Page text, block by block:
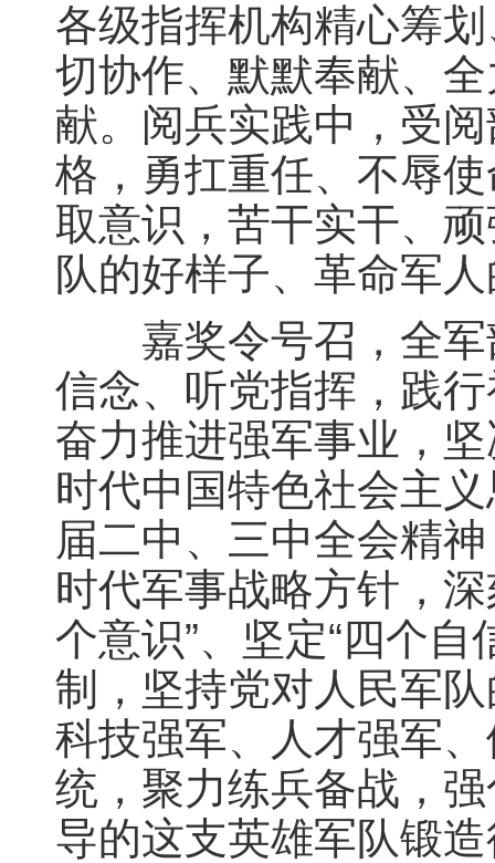
各级指挥机构精心筹
切协作、默默奉献、
献。阅兵实践中，受
格，勇扛重任、不辱
取意识，苦干实干、
队的好样子、革命军
嘉奖令号召，全军
信念、听党指挥，践
奋力推进强军事业，
时代中国特色社会主
届二中、三中全会精
时代军事战略方针，
个意识”、坚定“四个自
制，坚持党对人民军
科技强军、人才强军
统，聚力练兵备战，
导的这支英雄军队锻